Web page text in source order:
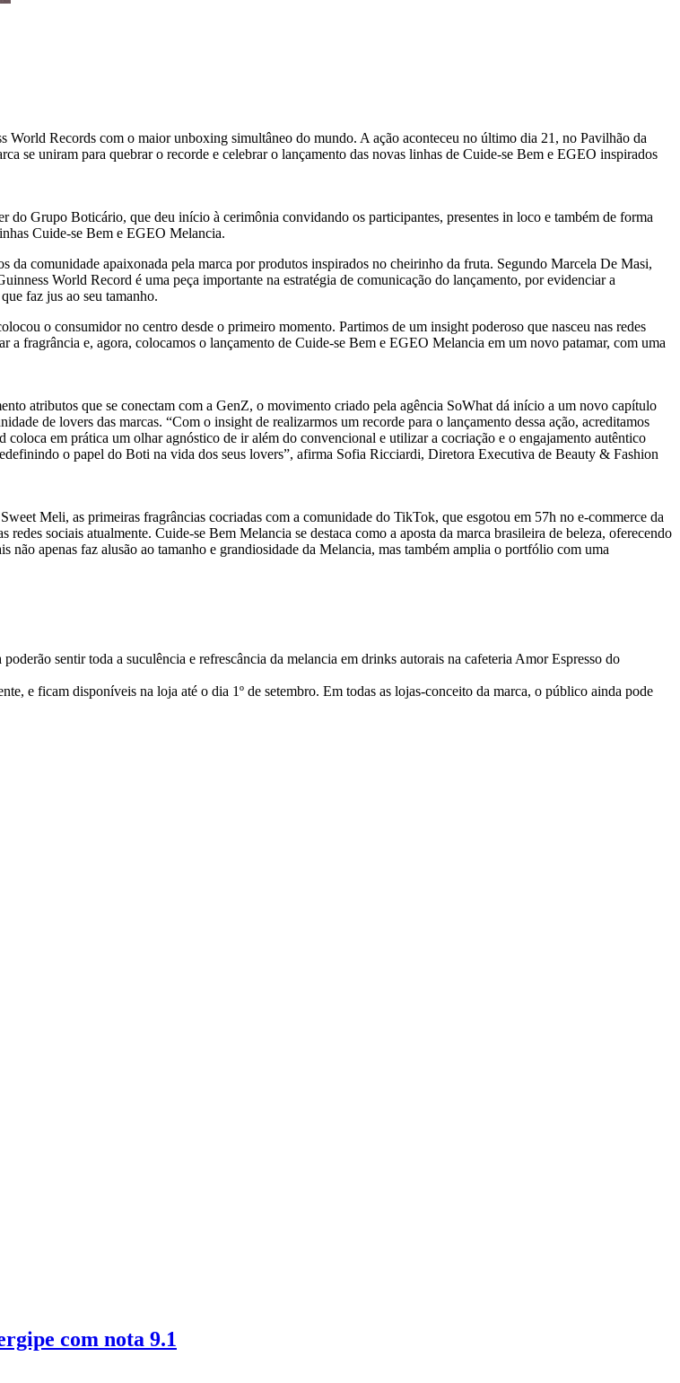
World Records com o maior unboxing simultâneo do mundo. A ação aconteceu no último dia 21, no Pavilhão da
se uniram para quebrar o recorde e celebrar o lançamento das novas linhas de Cuide-se Bem e EGEO inspirados
Grupo Boticário, que deu início à cerimônia convidando os participantes, presentes in loco e também de forma
Cuide-se Bem e EGEO Melancia.
comunidade apaixonada pela marca por produtos inspirados no cheirinho da fruta. Segundo Marcela De Masi,
World Record é uma peça importante na estratégia de comunicação do lançamento, por evidenciar a
faz jus ao seu tamanho.
o consumidor no centro desde o primeiro momento. Partimos de um insight poderoso que nasceu nas redes
a fragrância e, agora, colocamos o lançamento de Cuide-se Bem e EGEO Melancia em um novo patamar, com uma
atributos que se conectam com a GenZ, o movimento criado pela agência SoWhat dá início a um novo capítulo
de lovers das marcas. “Com o insight de realizarmos um recorde para o lançamento dessa ação, acreditamos
em prática um olhar agnóstico de ir além do convencional e utilizar a cocriação e o engajamento autêntico
o papel do Boti na vida dos seus lovers”, afirma Sofia Ricciardi, Diretora Executiva de Beauty & Fashion
Meli, as primeiras fragrâncias cocriadas com a comunidade do TikTok, que esgotou em 57h no e-commerce da
sociais atualmente. Cuide-se Bem Melancia se destaca como a aposta da marca brasileira de beleza, oferecendo
apenas faz alusão ao tamanho e grandiosidade da Melancia, mas também amplia o portfólio com uma
sentir toda a suculência e refrescância da melancia em drinks autorais na cafeteria Amor Espresso do
e ficam disponíveis na loja até o dia 1º de setembro. Em todas as lojas-conceito da marca, o público ainda pode
com nota 9.1